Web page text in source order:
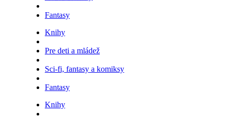
Fantasy
Knihy
Pre deti a mládež
Sci-fi, fantasy a komiksy
Fantasy
Knihy